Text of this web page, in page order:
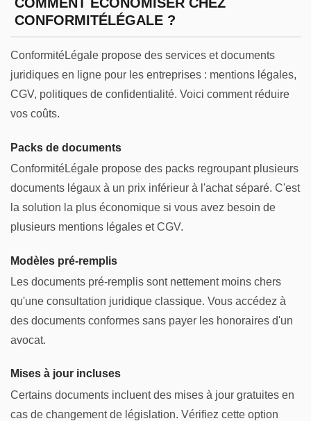
CONFORMITÉLÉGALE ?
ConformitéLégale propose des services et documents
juridiques en ligne pour les entreprises : mentions légales,
CGV, politiques de confidentialité. Voici comment réduire
vos coûts.
Packs de documents
ConformitéLégale propose des packs regroupant plusieurs
documents légaux à un prix inférieur à l'achat séparé. C'est
la solution la plus économique si vous avez besoin de
plusieurs mentions légales et CGV.
Modèles pré-remplis
Les documents pré-remplis sont nettement moins chers
qu'une consultation juridique classique. Vous accédez à
des documents conformes sans payer les honoraires d'un
avocat.
Mises à jour incluses
Certains documents incluent des mises à jour gratuites en
cas de changement de législation. Vérifiez cette option